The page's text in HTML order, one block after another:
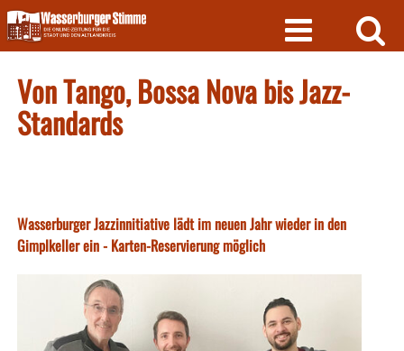
Skip
to
content
Von Tango, Bossa Nova bis Jazz-
Standards
Wasserburger Jazzinnitiative lädt im neuen Jahr wieder in den
Gimplkeller ein - Karten-Reservierung möglich